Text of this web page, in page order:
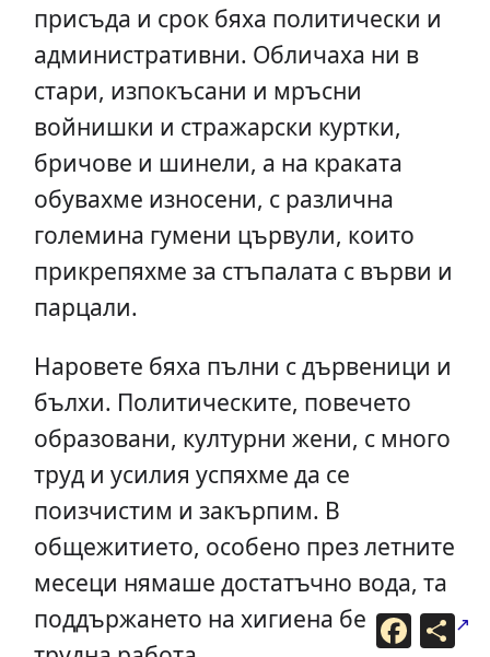
присъда и срок бяха политически и
административни. Обличаха ни в
стари, изпокъсани и мръсни
войнишки и стражарски куртки,
бричове и шинели, а на краката
обувахме износени, с различна
големина гумени цървули, които
прикрепяхме за стъпалата с върви и
парцали.
Наровете бяха пълни с дървеници и
бълхи. Политическите, повечето
образовани, културни жени, с много
труд и усилия успяхме да се
поизчистим и закърпим. В
общежитието, особено през летните
месеци нямаше достатъчно вода, та
поддържането на хигиена беше
F
a
С
п